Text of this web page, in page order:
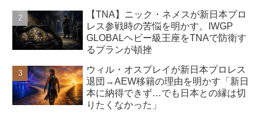
【TNA】ニック・ネメスが新日本プロ
レス参戦時の苦悩を明かす。IWGP
GLOBALヘビー級王座をTNAで防衛す
るプランが頓挫
ウィル・オスプレイが新日本プロレス
退団→AEW移籍の理由を明かす「新日
本に納得できず…でも日本との縁は切
りたくなかった」